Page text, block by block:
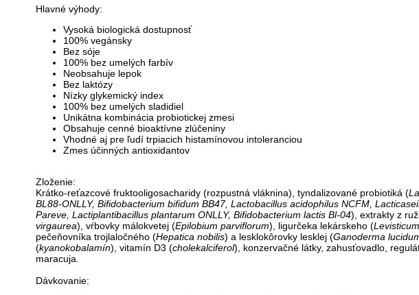
Hlavné výhody:
Vysoká biologická dostupnosť
100% vegánsky
Bez sóje
100% bez umelých farbív
Neobsahuje lepok
Bez laktózy
Nízky glykemický index
100% bez umelých sladidiel
Unikátna kombinácia probiotickej zmesi
Obsahuje cenné bioaktívne zlúčeniny
Vhodné aj pre ľudí trpiacich histamínovou intoleranciou
Zmes účinných antioxidantov
Zloženie:
Krátko-reťazcové fruktooligosacharidy (rozpustná vláknina), tyndalizované probiotiká (
BL88-ONLLY, Bifidobacterium bifidum BB47, Lactobacillus acidophilus NCFM,
Pareve, Lactiplantibacillus plantarum ONLLY, Bifidobacterium lactis Bl-04), extrakty z
virgaurea), vŕbovky málokvetej (Epilobium parviflorum), ligurčeka lekárskeho (
pečeňovníka trojlaločného (Hepatica nobilis) a lesklokôrovky lesklej (Ganoderma
(kyanokobalamín), vitamín D3 (cholekalciferol), konzervačné látky, zahusťovadlo,
maracuja.
Dávkovanie: